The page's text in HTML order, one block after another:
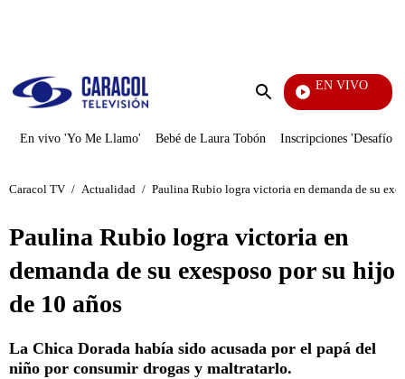
Enviar
EN VIVO
También Caerás
En vivo 'Yo Me Llamo' Bebé de Laura Tobón Inscripciones 'Desafío'
Caracol TV / Actualidad / Paulina Rubio logra victoria en demanda de su
Paulina Rubio logra victoria en
demanda de su exesposo por su hijo
de 10 años
La Chica Dorada había sido acusada por el papá del
niño por consumir drogas y maltratarlo.